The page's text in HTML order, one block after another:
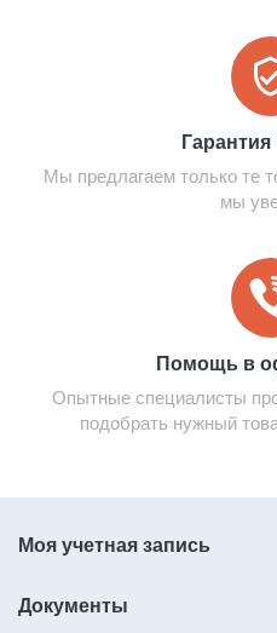
Гарантия
Мы предлагаем только те
мы
Помощь в
Опытные специалисты
подобрать нужный
Моя учетная запись
Документы